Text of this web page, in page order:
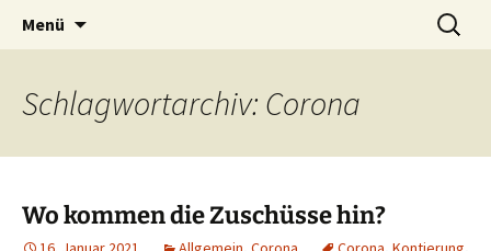
SysPraBlog
Blog und Shop von System & Praxis
Menü
Suchen
nach:
Schlagwortarchiv: Corona
Wo kommen die Zuschüsse hin?